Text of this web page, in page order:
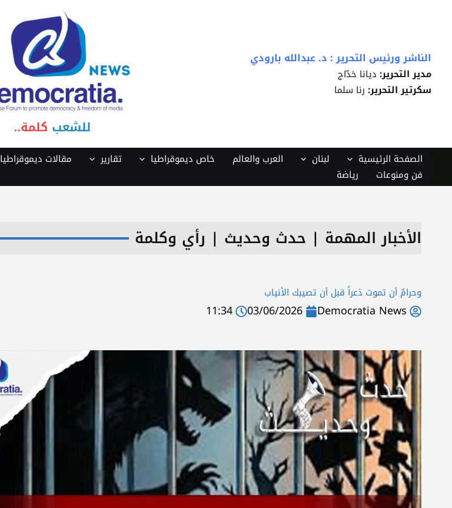
الناشر ورئيس التحرير : د. عبدالله بارودي
مدير التحرير: ديانا خدّاج
سكرتير التحرير: رنا سلما
الصفحة الرئيسية لبنان العرب والعالم خاص ديموقراطيا تقارير مقالات ديموقراطيا
فن ومنوعات
رياضة
الأخبار المهمة | حدث وحديث | رأي وكلمة
وحرامٌ أن تموت ذعراً قبل أن تصيبك الأنياب
Democratia News
03/06/2026
11:34